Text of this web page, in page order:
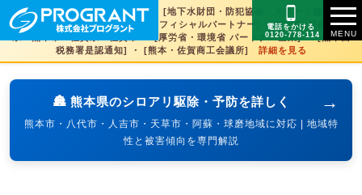
[文化財虫菌害研究所 賛助会員] ・ [地下水財団・防犯協会・スポーツ協会×3県
賛助] ・ [火の国サラマンダーズオフィシャルパートナー] ・ [SDGs登録] 熊本
県・熊本市・佐賀県・佐賀市 ・ [厚労省・環境省 パートナー企業] ・ [熊本西
税務署是認通知] ・ [熊本・佐賀商工会議所] 詳細を見る
→
🏯 熊本県のシロアリ駆除・予防を詳しく
熊本市・八代市・人吉市・天草市・阿蘇・球磨地域に対応 | 地域特
性と被害傾向を専門解説
電話をかける
0120-778-114